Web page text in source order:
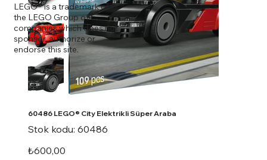
60486 LEGO® City Elektrikli Süper Araba
Stok kodu:
Stok
kodu:
60486
Fiyat
₺600,00
LEGO® is a trademark of
the LEGO Group of
companies which does not
sponsor, authorize or
endorse this site.